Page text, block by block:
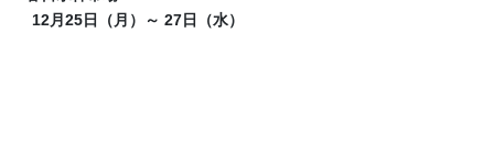
12月25日（月）～ 27日（水）